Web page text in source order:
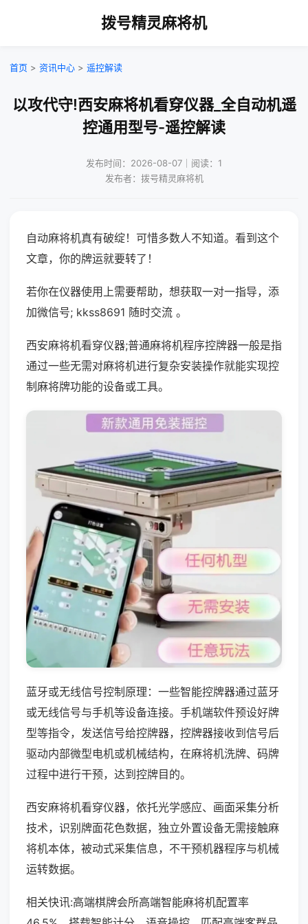
拨号精灵麻将机
首页 > 资讯中心 > 遥控解读
以攻代守!西安麻将机看穿仪器_全自动机遥
控通用型号-遥控解读
发布时间：2026-08-07｜阅读：1
发布者：拨号精灵麻将机
自动麻将机真有破绽！可惜多数人不知道。看到这个
文章，你的牌运就要转了！
若你在仪器使用上需要帮助，想获取一对一指导，添
加微信号; kkss8691 随时交流 。
西安麻将机看穿仪器;普通麻将机程序控牌器一般是指
通过一些无需对麻将机进行复杂安装操作就能实现控
制麻将牌功能的设备或工具。
蓝牙或无线信号控制原理：一些智能控牌器通过蓝牙
或无线信号与手机等设备连接。手机端软件预设好牌
型等指令，发送信号给控牌器，控牌器接收到信号后
驱动内部微型电机或机械结构，在麻将机洗牌、码牌
过程中进行干预，达到控牌目的。
西安麻将机看穿仪器，依托光学感应、画面采集分析
技术，识别牌面花色数据，独立外置设备无需接触麻
将机本体，被动式采集信息，不干预机器程序与机械
运转数据。
相关快讯:高端棋牌会所高端智能麻将机配置率